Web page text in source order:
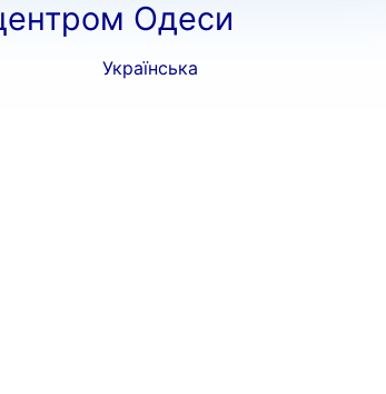
Одеси
Українська